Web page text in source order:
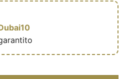
parfum mixte (flacon bleu rose